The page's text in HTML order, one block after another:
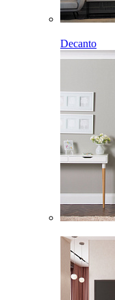
Decanto